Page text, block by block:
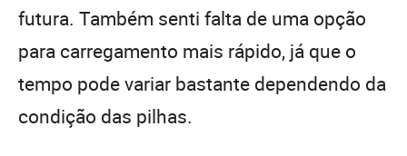
futura. Também senti falta de uma opção
para carregamento mais rápido, já que o
tempo pode variar bastante dependendo da
condição das pilhas.